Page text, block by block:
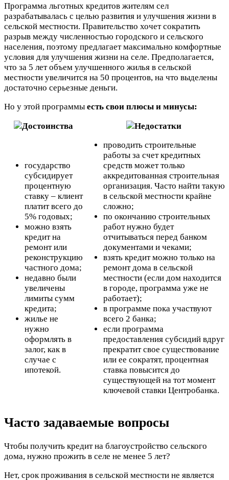
Программа льготных кредитов жителям сел
разрабатывалась с целью развития и улучшения жизни в
сельской местности. Правительство хочет сократить
разрыв между численностью городского и сельского
населения, поэтому предлагает максимально комфортные
условия для улучшения жизни на селе. Предполагается,
что за 5 лет объем улучшенного жилья в сельской
местности увеличится на 50 процентов, на что выделены
достаточно серьезные деньги.
Но у этой программы есть свои плюсы и минусы:
Достоинства
Недостатки
государство
субсидирует
процентную
ставку – клиент
платит всего до
5% годовых;
можно взять
кредит на
ремонт или
реконструкцию
частного дома;
недавно были
увеличены
лимиты сумм
кредита;
жилье не
нужно
оформлять в
залог, как в
случае с
ипотекой.
проводить строительные
работы за счет кредитных
средств может только
аккредитованная строительная
организация. Часто найти такую
в сельской местности крайне
сложно;
по окончанию строительных
работ нужно будет
отчитываться перед банком
документами и чеками;
взять кредит можно только на
ремонт дома в сельской
местности (если дом находится
в городе, программа уже не
работает);
в программе пока участвуют
всего 2 банка;
если программа
предоставления субсидий вдруг
прекратит свое существование
или ее сократят, процентная
ставка повысится до
существующей на тот момент
ключевой ставки Центробанка.
Часто задаваемые вопросы
Чтобы получить кредит на благоустройство сельского
дома, нужно прожить в селе не менее 5 лет?
Нет, срок проживания в сельской местности не является